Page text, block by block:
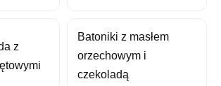
z
Batoniki z masłem
orzechowym i
czekoladą